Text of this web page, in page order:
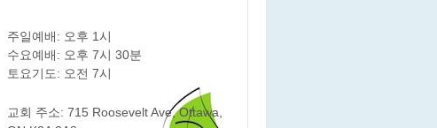
주일예배: 오후 1시
수요예배: 오후 7시 30분
토요기도: 오전 7시
교회 주소: 715 Roosevelt Ave, Ottawa,